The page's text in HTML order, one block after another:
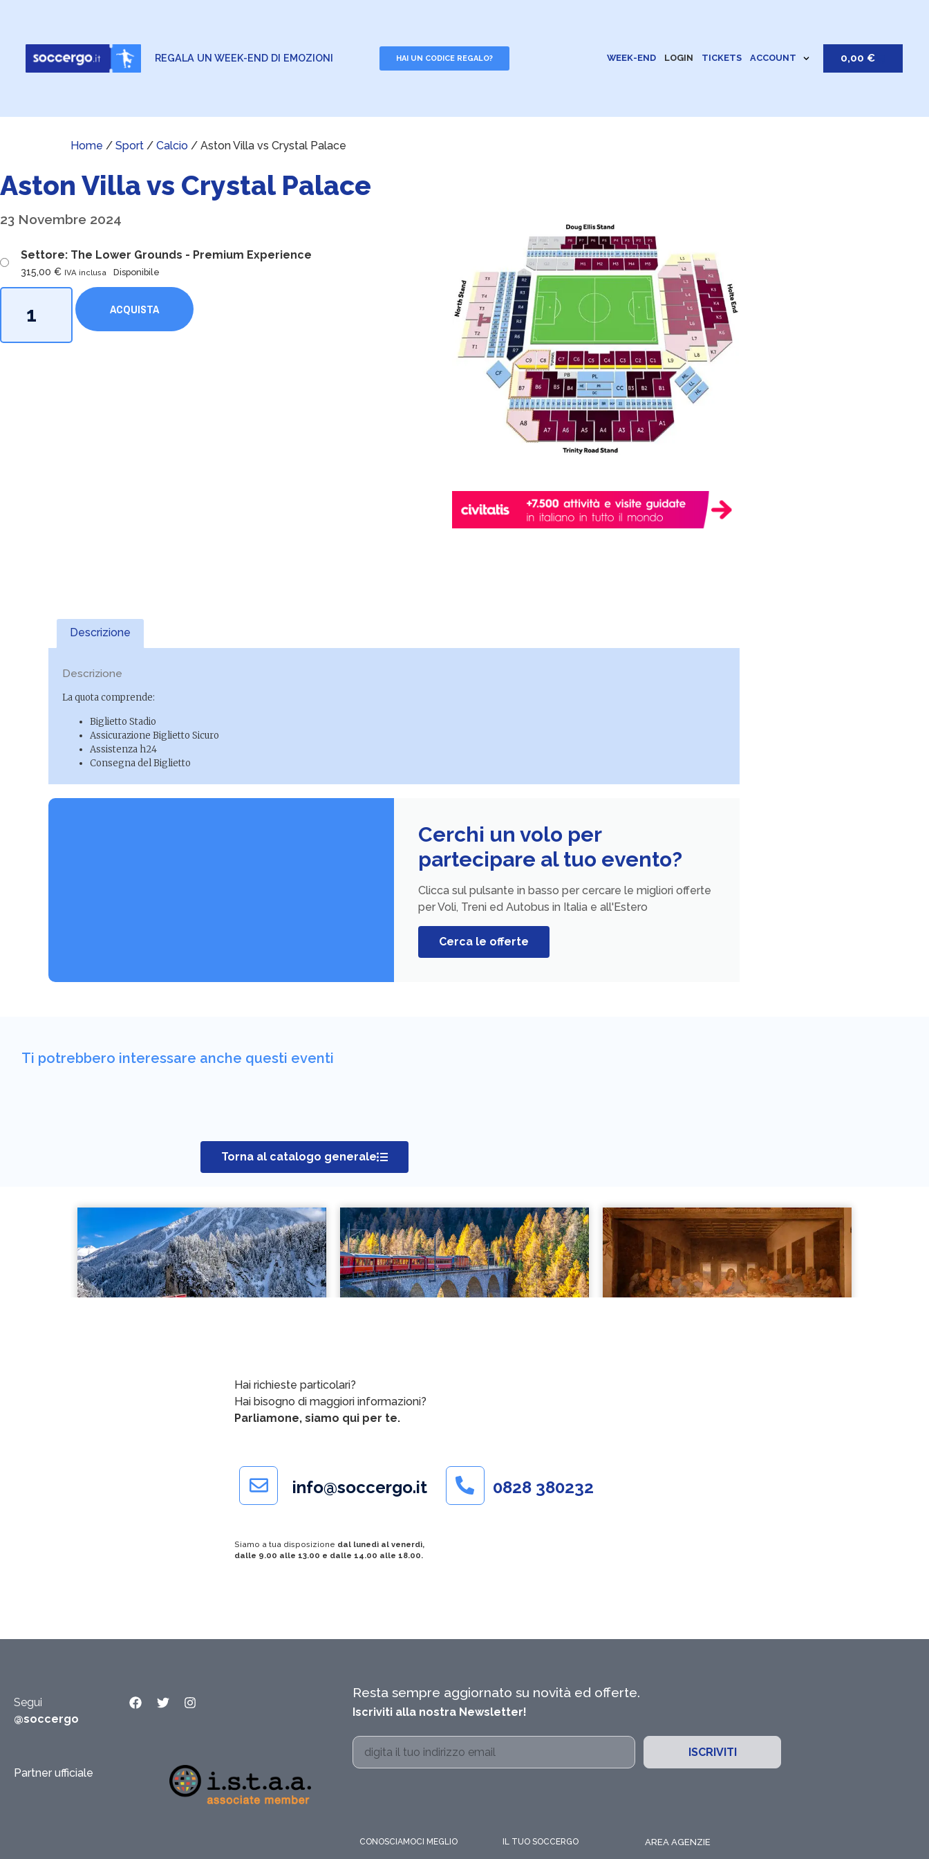
REGALA UN WEEK-END DI EMOZIONI HAI UN CODICE REGALO? WEEK-END LOGIN TICKETS ACCOUNT 0,00€
Home / Sport / Calcio / Aston Villa vs Crystal Palace
Aston Villa vs Crystal Palace
23 Novembre 2024
Settore: The Lower Grounds - Premium Experience
315,00 € IVA inclusa Disponibile
ACQUISTA
Descrizione
Descrizione
La quota comprende:
Biglietto Stadio
Assicurazione Biglietto Sicuro
Assistenza h24
Consegna del Biglietto
Cerchi un volo per
partecipare al tuo evento?
Clicca sul pulsante in basso per cercare le migliori offerte
per Voli, Treni ed Autobus in Italia e all'Estero
Cerca le offerte
Ti potrebbero interessare anche questi eventi
Torna al catalogo generale
Hai richieste particolari?
Hai bisogno di maggiori informazioni?
Parliamone, siamo qui per te.
info@soccergo.it 0828 380232
Siamo a tua disposizione dal lunedì al venerdì,
dalle 9.00 alle 13.00 e dalle 14.00 alle 18.00.
Segui
@soccergo
Partner ufficiale
Resta sempre aggiornato su novità ed offerte.
Iscriviti alla nostra Newsletter!
ISCRIVITI
CONOSCIAMOCI MEGLIO IL TUO SOCCERGO AREA AGENZIE